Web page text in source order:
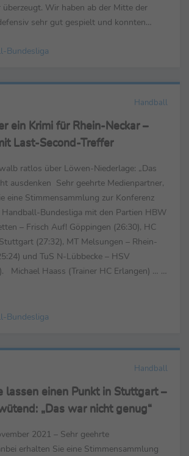
Wir haben ab der Mitte der
sehr gut gespielt und konnten
Bundesliga
Handball
ein Krimi für Rhein-Neckar –
Last-Second-Treffer
ratlos über Löwen-Niederlage: „Das
ausdenken Sehr geehrte Medienpartner,
eine Stimmensammlung zur Konferenz
Handball-Bundesliga mit den Partien HBW
– Frisch Auf! Göppingen (26:30), HC
(27:32), MT Melsungen – Rhein-
und TuS N-Lübbecke – HSV
Michael Haass (Trainer HC Erlangen) … …
Bundesliga
Handball
lassen einen Punkt in Stuttgart –
„Das war nicht genug“
2021 – Sehr geehrte
erhalten Sie eine Stimmensammlung